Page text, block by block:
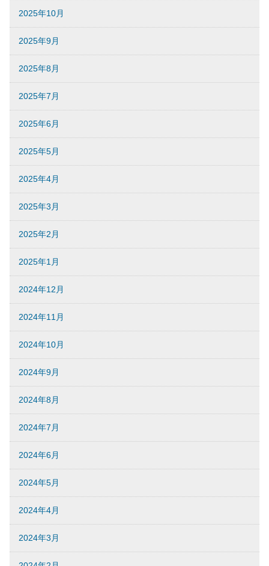
2025年10月
2025年9月
2025年8月
2025年7月
2025年6月
2025年5月
2025年4月
2025年3月
2025年2月
2025年1月
2024年12月
2024年11月
2024年10月
2024年9月
2024年8月
2024年7月
2024年6月
2024年5月
2024年4月
2024年3月